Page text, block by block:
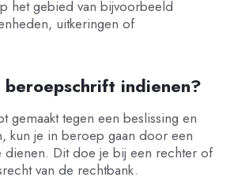
het gebied van bijvoorbeeld
uitkeringen of
beroepschrift indienen?
gemaakt tegen een beslissing en
kun je in beroep gaan door een
Dit doe je bij een rechter of
van de rechtbank.